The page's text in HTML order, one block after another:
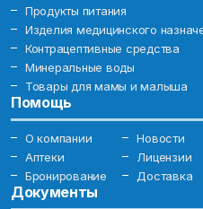
Продукты питания
Изделия медицинского
Контрацептивные средства
Минеральные воды
Товары для мамы и малыша
Помощь
О компании Новости
Аптеки
Лицензии
Бронирование
Доставка
Документы